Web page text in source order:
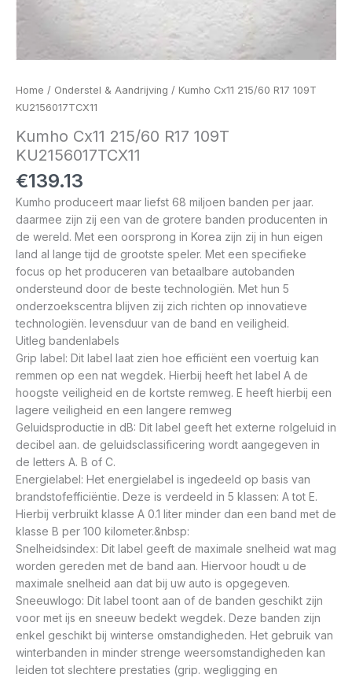
Home / Onderstel & Aandrijving / Kumho Cx11 215/60 R17 109T
KU2156017TCX11
Kumho Cx11 215/60 R17 109T
KU2156017TCX11
€139.13
Kumho produceert maar liefst 68 miljoen banden per jaar.
daarmee zijn zij een van de grotere banden producenten in
de wereld. Met een oorsprong in Korea zijn zij in hun eigen
land al lange tijd de grootste speler. Met een specifieke
focus op het produceren van betaalbare autobanden
ondersteund door de beste technologiën. Met hun 5
onderzoekscentra blijven zij zich richten op innovatieve
technologiën. levensduur van de band en veiligheid.
Uitleg bandenlabels
Grip label: Dit label laat zien hoe efficiënt een voertuig kan
remmen op een nat wegdek. Hierbij heeft het label A de
hoogste veiligheid en de kortste remweg. E heeft hierbij een
lagere veiligheid en een langere remweg
Geluidsproductie in dB: Dit label geeft het externe rolgeluid in
decibel aan. de geluidsclassificering wordt aangegeven in
de letters A. B of C.
Energielabel: Het energielabel is ingedeeld op basis van
brandstofefficiëntie. Deze is verdeeld in 5 klassen: A tot E.
Hierbij verbruikt klasse A 0.1 liter minder dan een band met de
klasse B per 100 kilometer.&nbsp:
Snelheidsindex: Dit label geeft de maximale snelheid wat mag
worden gereden met de band aan. Hiervoor houdt u de
maximale snelheid aan dat bij uw auto is opgegeven.
Sneeuwlogo: Dit label toont aan of de banden geschikt zijn
voor met ijs en sneeuw bedekt wegdek. Deze banden zijn
enkel geschikt bij winterse omstandigheden. Het gebruik van
winterbanden in minder strenge weersomstandigheden kan
leiden tot slechtere prestaties (grip. wegligging en